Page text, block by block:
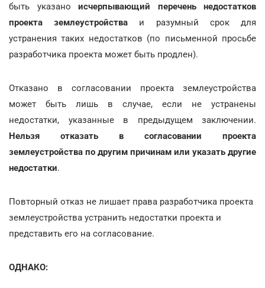
быть указано исчерпывающий перечень недостатков
проекта землеустройства и разумный срок для
устранения таких недостатков (по письменной просьбе
разработчика проекта может быть продлен).
Отказано в согласовании проекта землеустройства
может быть лишь в случае, если не устранены
недостатки, указанные в предыдущем заключении.
Нельзя отказать в согласовании проекта
землеустройства по другим причинам или указать другие
недостатки.
Повторный отказ не лишает права разработчика проекта
землеустройства устранить недостатки проекта и
представить его на согласование.
ОДНАКО: